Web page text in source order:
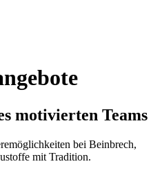
motivierten Teams
bei Beinbrech,
mit Tradition.